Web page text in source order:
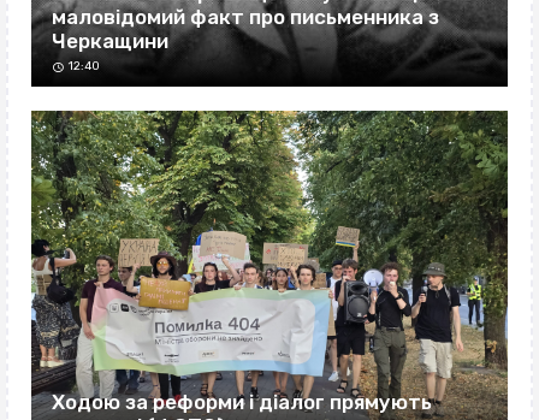
маловідомий факт про письменника з
Черкащини
12:40
Ходою за реформи і діалог прямують